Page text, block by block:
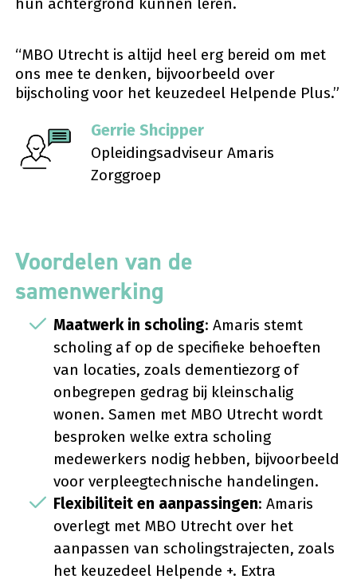
hun achtergrond kunnen leren.
“MBO Utrecht is altijd heel erg bereid om met
ons mee te denken, bijvoorbeeld over
bijscholing voor het keuzedeel Helpende Plus.”
Gerrie Shcipper
Opleidingsadviseur Amaris
Zorggroep
Voordelen van de
samenwerking
Maatwerk in scholing: Amaris stemt
scholing af op de specifieke behoeften
van locaties, zoals dementiezorg of
onbegrepen gedrag bij kleinschalig
wonen. Samen met MBO Utrecht wordt
besproken welke extra scholing
medewerkers nodig hebben, bijvoorbeeld
voor verpleegtechnische handelingen.
Flexibiliteit en aanpassingen: Amaris
overlegt met MBO Utrecht over het
aanpassen van scholingstrajecten, zoals
het keuzedeel Helpende +. Extra